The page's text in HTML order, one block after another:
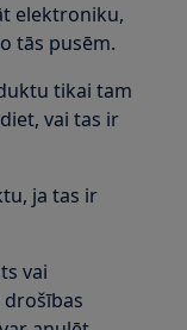
elektroniku,
tās pusēm.
tikai tam
vai tas ir
ja tas ir
vai